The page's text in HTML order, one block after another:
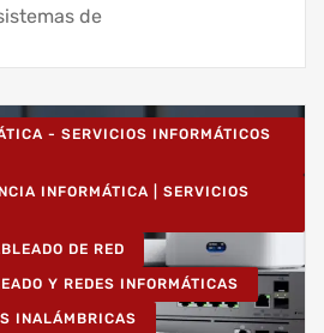
de
- SERVICIOS INFORMÁTICOS
INFORMÁTICA | SERVICIOS
DE RED
Y REDES INFORMÁTICAS
INALÁMBRICAS